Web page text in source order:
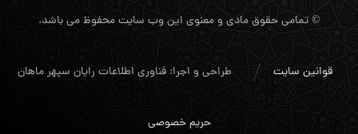
© تمامی حقوق مادی و معنوی این وب سایت محفوظ می باشد.
طراحی و اجرا: فناوری اطلاعات رایان سپهر ماهان قوانین سایت
حریم خصوصی